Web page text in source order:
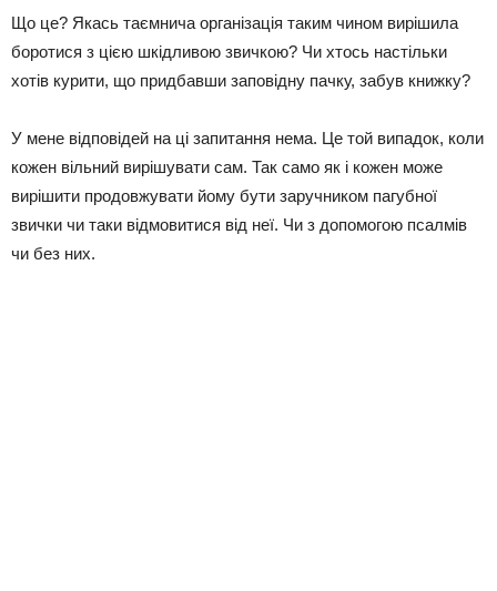
Що це? Якась таємнича організація таким чином вирішила
боротися з цією шкідливою звичкою? Чи хтось настільки
хотів курити, що придбавши заповідну пачку, забув книжку?
У мене відповідей на ці запитання нема. Це той випадок, коли
кожен вільний вирішувати сам. Так само як і кожен може
вирішити продовжувати йому бути заручником пагубної
звички чи таки відмовитися від неї. Чи з допомогою псалмів
чи без них.